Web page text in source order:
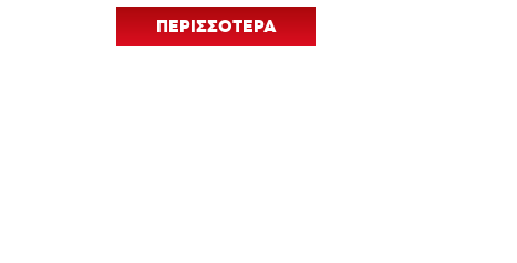
Ολυμπιακό: Επικοινώνησε
με Ελ Κααμπί και
Μεντιλίμπαρ
ΠΕΡΙΣΣΟΤΕΡΑ